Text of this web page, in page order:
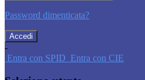
Password dimenticata?
-
Entra con SPID Entra con CIE